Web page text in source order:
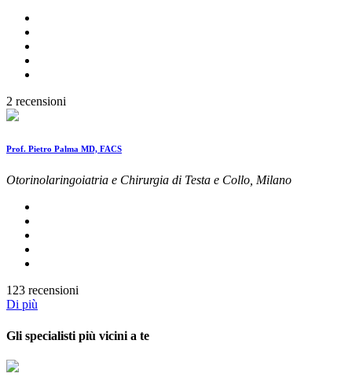
2 recensioni
Prof. Pietro Palma MD, FACS
Otorinolaringoiatria e Chirurgia di Testa e Collo, Milano
123 recensioni
Di più
Gli specialisti più vicini a te